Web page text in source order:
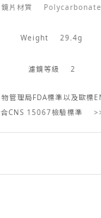
鏡片材質 Polycarbonate
Weight 29.4g
濾鏡等級 2
管理局FDA標準以及歐標
合CNS 15067檢驗標準